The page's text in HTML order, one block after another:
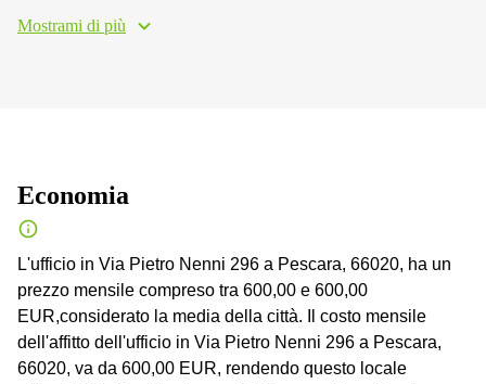
Mostrami di più
Economia
L'ufficio in Via Pietro Nenni 296 a Pescara, 66020, ha un
prezzo mensile compreso tra 600,00 e 600,00
EUR,considerato la media della città. Il costo mensile
dell'affitto dell'ufficio in Via Pietro Nenni 296 a Pescara,
66020, va da 600,00 EUR, rendendo questo locale